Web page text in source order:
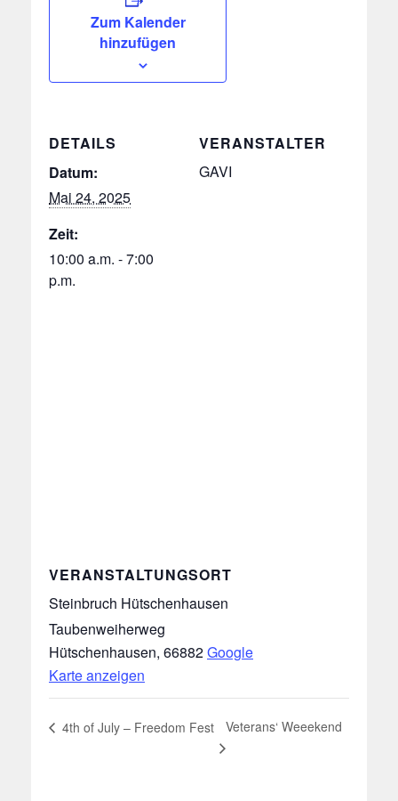
Zum Kalender
hinzufügen
DETAILS
Datum:
Mai 24, 2025
Zeit:
10:00 a.m. - 7:00
p.m.
VERANSTALTER
GAVI
VERANSTALTUNGSORT
Steinbruch Hütschenhausen
Taubenweiherweg
Hütschenhausen, 66882Google
Karte anzeigen
4th of July – Freedom Fest Veterans‘ Weeekend